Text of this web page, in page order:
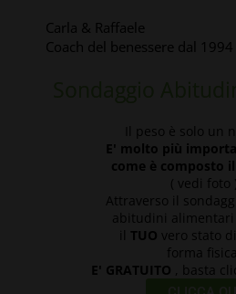
Carla & Raffaele
Coach del benessere dal 1994
Il peso è solo un
E' molto più
come è composto
( vedi foto )
Attraverso il
abitudini alimentari
TUO vero stato
forma fisica.
E' GRATUITO , basta